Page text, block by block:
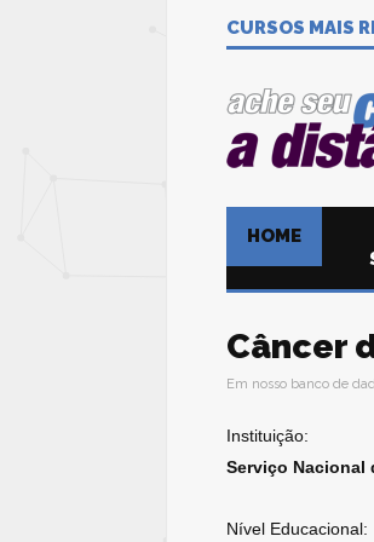
CURSOS MAIS
HOME
Câncer
Em nosso banco de
Instituição:
Serviço Nacional
Nível Educacional: